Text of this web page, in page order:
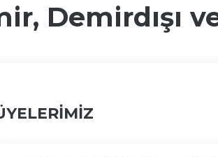
Demirdışı